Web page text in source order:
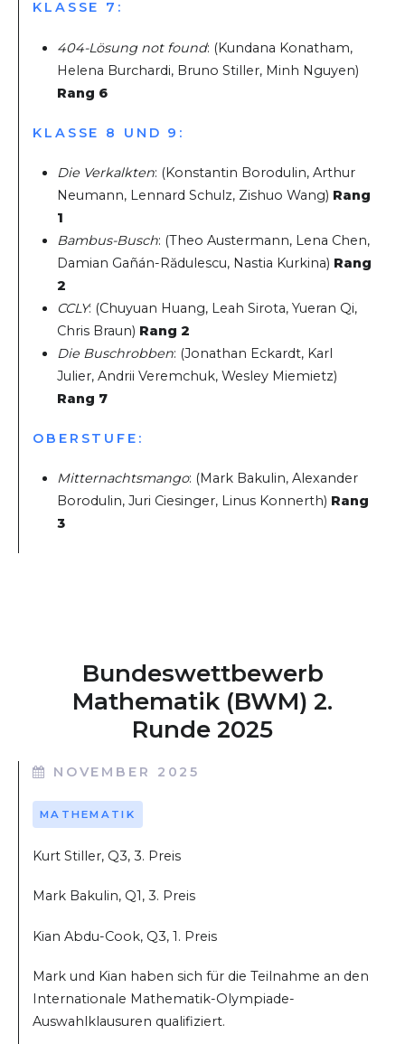
KLASSE 7:
404-Lösung not found: (Kundana Konatham,
Helena Burchardi, Bruno Stiller, Minh Nguyen)
Rang 6
KLASSE 8 UND 9:
Die Verkalkten: (Konstantin Borodulin, Arthur
Neumann, Lennard Schulz, Zishuo Wang) Rang
1
Bambus-Busch: (Theo Austermann, Lena Chen,
Damian Gañán-Rădulescu, Nastia Kurkina) Rang
2
CCLY: (Chuyuan Huang, Leah Sirota, Yueran Qi,
Chris Braun) Rang 2
Die Buschrobben: (Jonathan Eckardt, Karl
Julier, Andrii Veremchuk, Wesley Miemietz)
Rang 7
OBERSTUFE:
Mitternachtsmango: (Mark Bakulin, Alexander
Borodulin, Juri Ciesinger, Linus Konnerth) Rang
3
Bundeswettbewerb
Mathematik (BWM) 2.
Runde 2025
NOVEMBER 2025
MATHEMATIK
Kurt Stiller, Q3, 3. Preis
Mark Bakulin, Q1, 3. Preis
Kian Abdu-Cook, Q3, 1. Preis
Mark und Kian haben sich für die Teilnahme an den
Internationale Mathematik-Olympiade-
Auswahlklausuren qualifiziert.